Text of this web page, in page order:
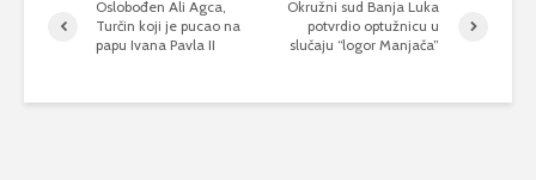
Oslobođen Ali Agca,
Turčin koji je pucao na
papu Ivana Pavla II
Okružni sud Banja Luka
potvrdio optužnicu u
slučaju “logor Manjača”